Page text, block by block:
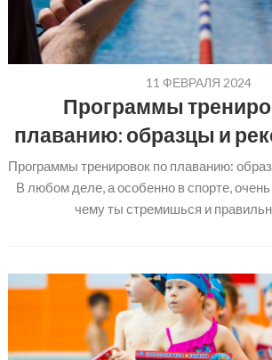
11 ФЕВРАЛЯ 2024
Программы
плаванию: образцы и
Программы тренировок по плаванию:
В любом деле, а особенно в спорте,
чему ты стремишься и